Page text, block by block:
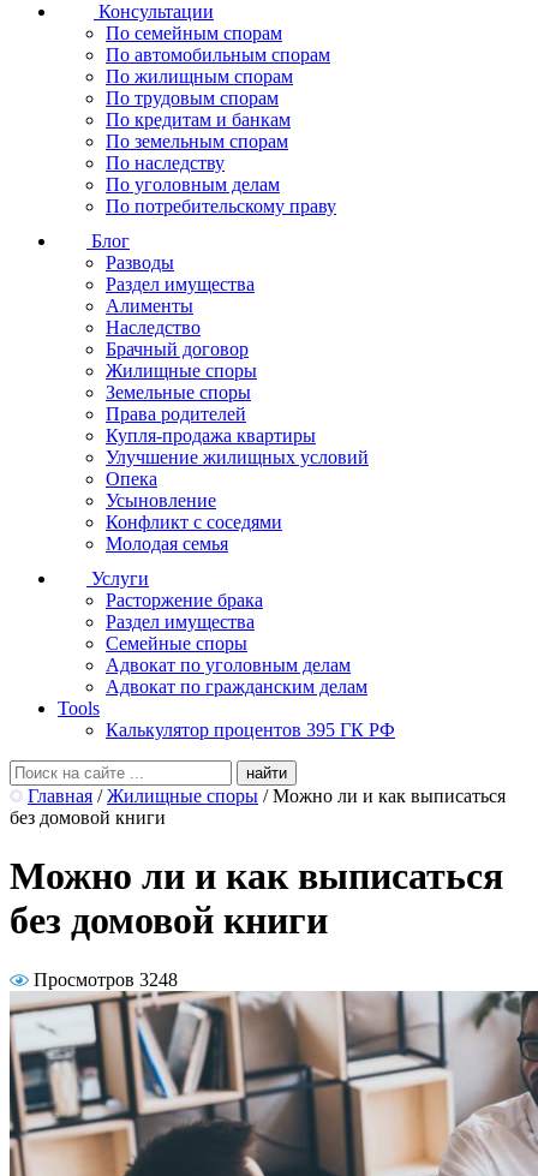
Консультации
По семейным спорам
По автомобильным спорам
По жилищным спорам
По трудовым спорам
По кредитам и банкам
По земельным спорам
По наследству
По уголовным делам
По потребительскому праву
Блог
Разводы
Раздел имущества
Алименты
Наследство
Брачный договор
Жилищные споры
Земельные споры
Права родителей
Купля-продажа квартиры
Улучшение жилищных условий
Опека
Усыновление
Конфликт с соседями
Молодая семья
Услуги
Расторжение брака
Раздел имущества
Семейные споры
Адвокат по уголовным делам
Адвокат по гражданским делам
Tools
Калькулятор процентов 395 ГК РФ
Главная / Жилищные споры / Можно ли и как выписаться
без домовой книги
Можно ли и как выписаться
без домовой книги
Просмотров 3248